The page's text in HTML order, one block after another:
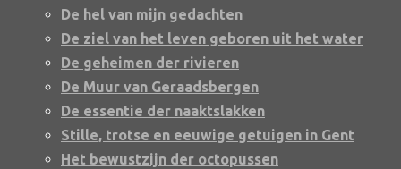
De hel van mijn gedachten
De ziel van het leven geboren uit het water
De geheimen der rivieren
De Muur van Geraadsbergen
De essentie der naaktslakken
Stille, trotse en eeuwige getuigen in Gent
Het bewustzijn der octopussen